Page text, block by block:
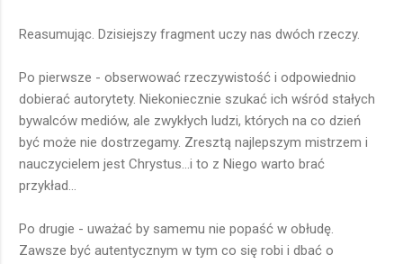
Reasumując. Dzisiejszy fragment uczy nas dwóch rzeczy.
Po pierwsze - obserwować rzeczywistość i odpowiednio
dobierać autorytety. Niekoniecznie szukać ich wśród stałych
bywalców mediów, ale zwykłych ludzi, których na co dzień
być może nie dostrzegamy. Zresztą najlepszym mistrzem i
nauczycielem jest Chrystus...i to z Niego warto brać
przykład...
Po drugie - uważać by samemu nie popaść w obłudę.
Zawsze być autentycznym w tym co się robi i dbać o